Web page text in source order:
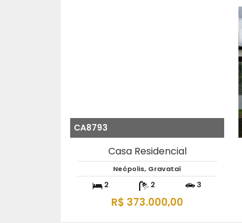
CA8793
Casa Residencial
Neópolis, Gravataí
2 2 3
R$ 373.000,00